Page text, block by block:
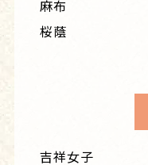
麻布
桜蔭
吉祥女子